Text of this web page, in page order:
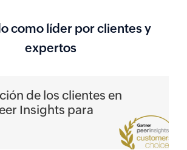
como líder por clientes y
expertos
de los clientes en
Insights para